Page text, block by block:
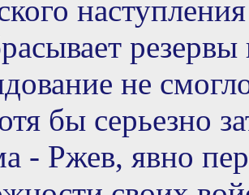
не
бы серьезно
- Ржев, явно